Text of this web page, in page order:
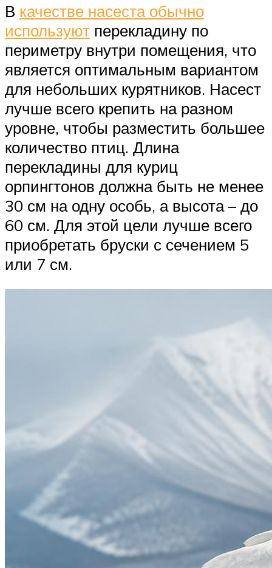
В качестве насеста обычно
используют перекладину по
периметру внутри помещения, что
является оптимальным вариантом
для небольших курятников. Насест
лучше всего крепить на разном
уровне, чтобы разместить большее
количество птиц. Длина
перекладины для куриц
орпингтонов должна быть не менее
30 см на одну особь, а высота – до
60 см. Для этой цели лучше всего
приобретать бруски с сечением 5
или 7 см.